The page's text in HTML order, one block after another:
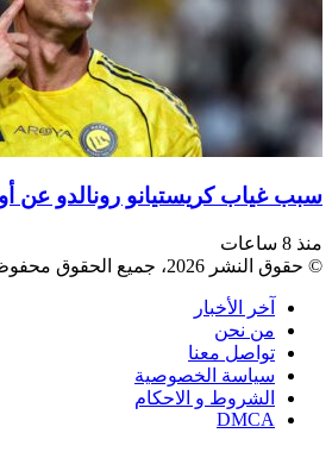
سبب غياب كريستيانو رونالدو عن
منذ 8 ساعات
© حقوق النشر 2026، جميع الحقوق محفوظة |
آخر الأخبار
من نحن
تواصل معنا
سياسة الخصوصية
الشروط و الاحكام
DMCA